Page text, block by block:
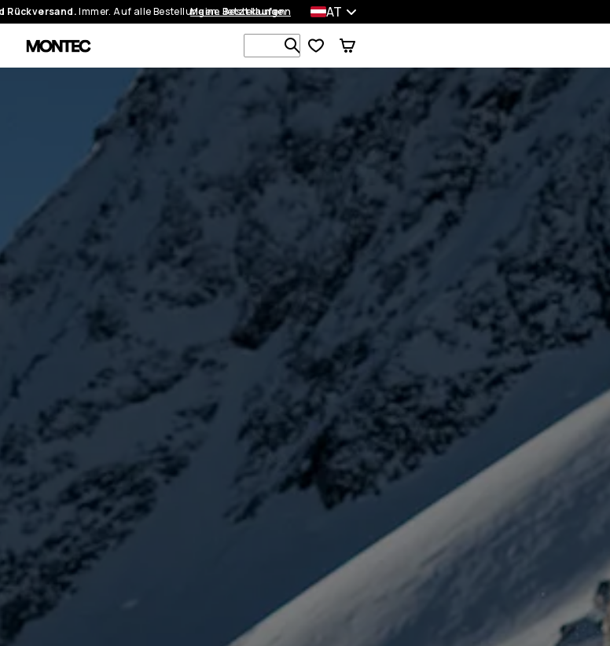
Rückversand.Immer. Auf alle Bestellungen. Jetzt kaufen
Meine Bestellungen AT
Durchsuche 1 000+ Produkte